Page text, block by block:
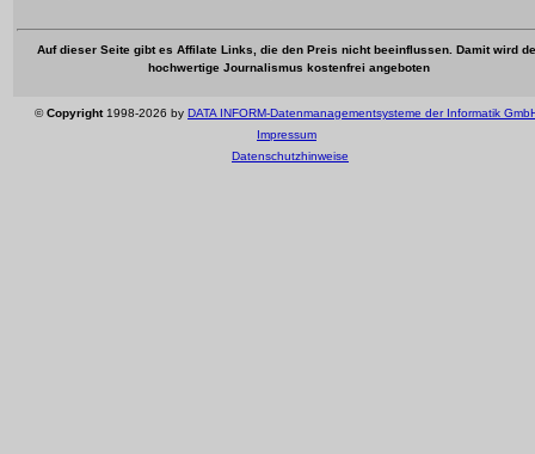
Auf dieser Seite gibt es Affilate Links, die den Preis nicht beeinflussen. Damit wird
hochwertige Journalismus kostenfrei angeboten
©Copyright1998-2026 by DATA INFORM-Datenmanagementsysteme der Informatik
Impressum
Datenschutzhinweise